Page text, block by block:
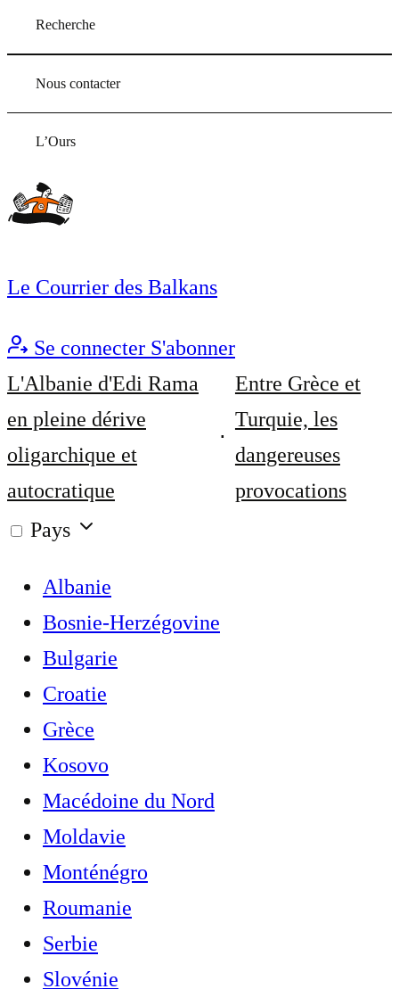
Recherche
Nous contacter
L’Ours
Le Courrier des Balkans
Se connecter S'abonner
L'Albanie d'Edi Rama
en pleine dérive
oligarchique et
autocratique
Entre Grèce et
Turquie, les
dangereuses
provocations
Pays
Albanie
Bosnie-Herzégovine
Bulgarie
Croatie
Grèce
Kosovo
Macédoine du Nord
Moldavie
Monténégro
Roumanie
Serbie
Slovénie